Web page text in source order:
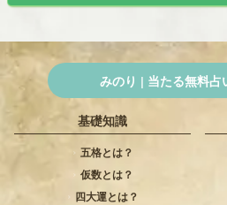
みのり | 当たる無料占
基礎知識
五格とは？
仮数とは？
四大運とは？